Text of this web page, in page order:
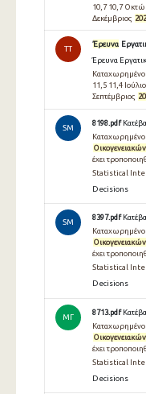
10,7 10,7
Δεκέμβριος
TT
Έρευνα
Έρευνα
11,5 11,4
Σεπτέμβριος
SM
8198.pdf
Οικογενειακών
έχει
Statistical
Decisions
SM
8397.pdf
Οικογενειακών
έχει
Statistical
Decisions
ΜΓ
8713.pdf
Οικογενειακών
έχει
Statistical
Decisions